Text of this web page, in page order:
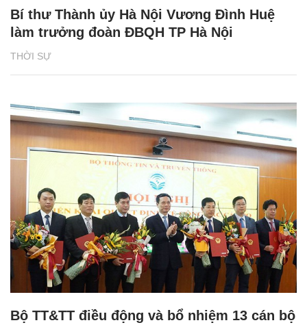
THỜI SỰ
Bí thư Thành ủy Hà Nội Vương Đình Huệ
làm trưởng đoàn ĐBQH TP Hà Nội
Bộ TT&TT điều động và bổ nhiệm 13 cán bộ